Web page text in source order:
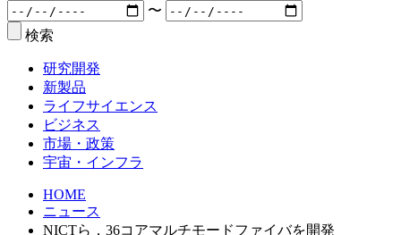
〜
検索
研究開発
新製品
ライフサイエンス
ビジネス
市場・政策
宇宙・インフラ
HOME
ニュース
NICTら，36コアマルチモードファイバを開発